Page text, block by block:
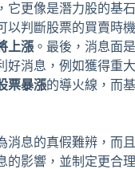
更像是潛力股的基
判斷股票的買賣時
上漲 。最後，消息面
消息，例如獲得重
票暴漲的導火線，而
息的真假難辨，而
影響，並制定更合